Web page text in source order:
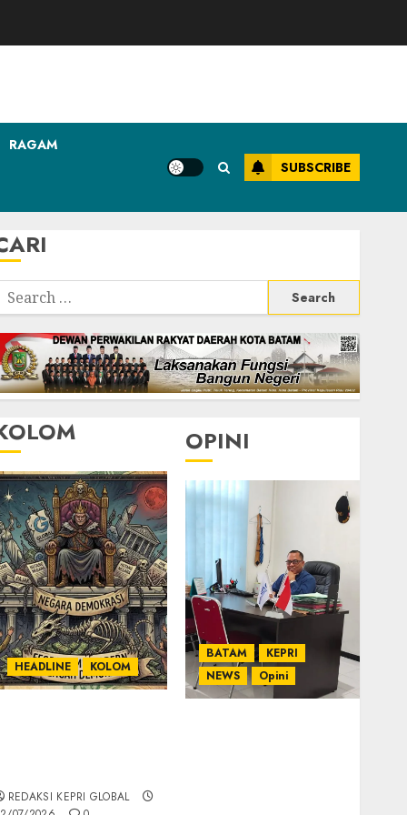
RAGAM
SUBSCRIBE
Search
HEADLINE KOLOM
REDAKSI KEPRI GLOBAL
OPINI
BATAM
KEPRI
NEWS
Opini